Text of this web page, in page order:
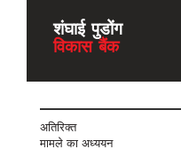
शंघाई पुडोंग
विकास बैंक
अतिरिक्त
मामले का अध्ययन